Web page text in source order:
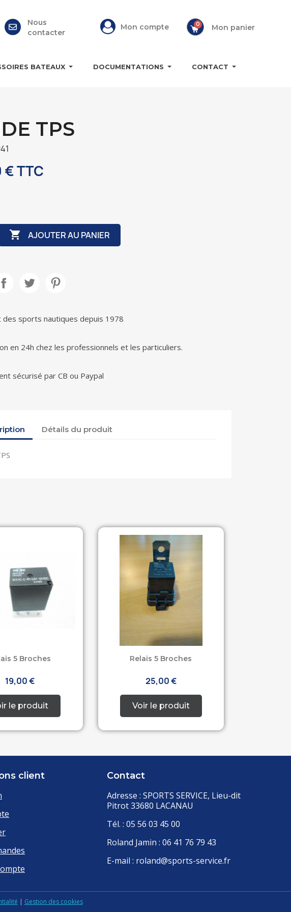
Nous
contacter
Mon compte Mon panier
BATEAUX DOCUMENTATIONS CONTACT
TPS
€TTC
 AJOUTER AU PANIER
des sports nautiques depuis 1978
en 24h chez les professionnels et les particuliers.
sécurisé par CB ou Paypal
Détails du produit
5 Broches
19,00 €
Relais 5 Broches
25,00 €
client
Contact
Adresse : SPORTS SERVICE, Lieu-dit
Pitrot 33680 LACANAU
Tél. : 05 56 03 45 00
Roland Jamin : 06 41 76 79 43
E-mail : roland@sports-service.fr
| Gestion des cookies